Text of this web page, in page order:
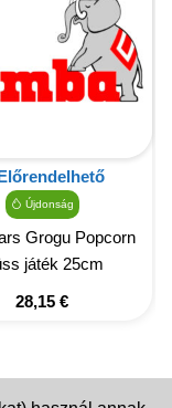
Újdonság
Grogu Popcorn
játék 25cm
28,15 €